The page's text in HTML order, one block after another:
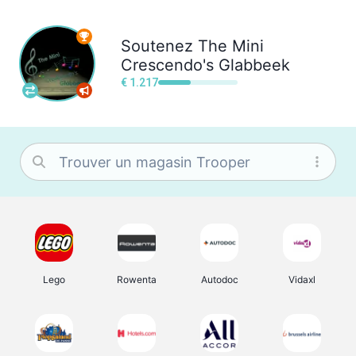
Soutenez The Mini
Crescendo's Glabbeek
€ 1.217
Lego Rowenta Autodoc Vidaxl